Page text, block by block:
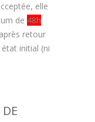
elle
de 48h
retour
initial (ni